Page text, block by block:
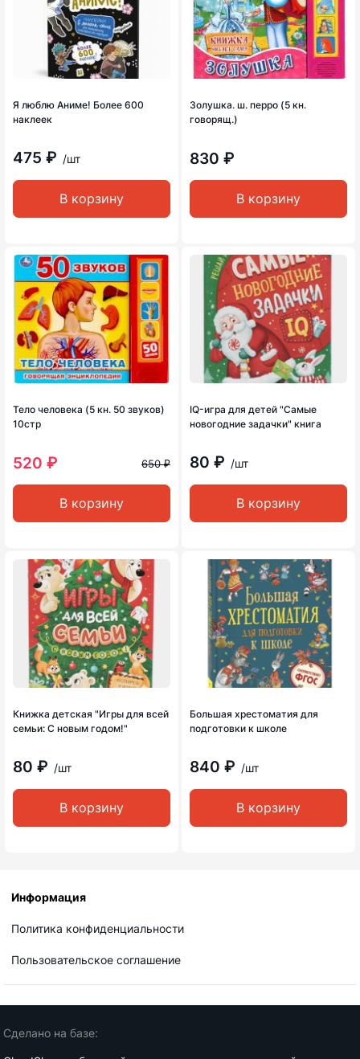
Я люблю Аниме! Более 600
наклеек
475 ₽ /шт
В корзину
Золушка. ш. перро (5 кн.
говорящ.)
830 ₽
В корзину
Тело человека (5 кн. 50 звуков)
10стр
520 ₽ 650 ₽
В корзину
IQ-игра для детей "Самые
новогодние задачки" книга
80 ₽ /шт
В корзину
Книжка детская "Игры для всей
семьи: С новым годом!"
80 ₽ /шт
В корзину
Большая хрестоматия для
подготовки к школе
840 ₽ /шт
В корзину
Информация
Политика конфиденциальности
Пользовательское соглашение
Сделано на базе: